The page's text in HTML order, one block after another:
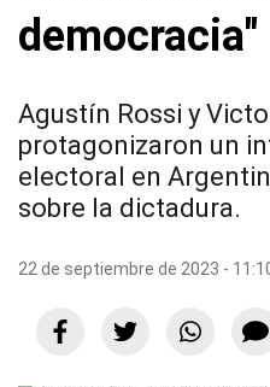
democracia"
Agustín Rossi y
protagonizaron un
electoral en
sobre la dictadura.
22 de septiembre de 2023 -